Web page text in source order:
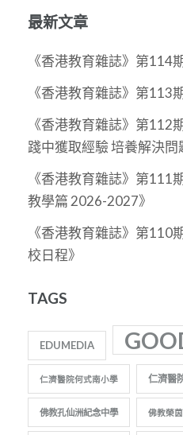
最新文章
《香港教育雜誌》第114
《香港教育雜誌》第113
《香港教育雜誌》第112
踐中獲取經驗 培養解決問
《香港教育雜誌》第
教學篇 2026-2027》
《香港教育雜誌》第110
校日程》
TAGS
EDUMEDIA
仁濟醫院何式南小學 仁濟醫
佛教孔仙洲紀念中學 佛教榮